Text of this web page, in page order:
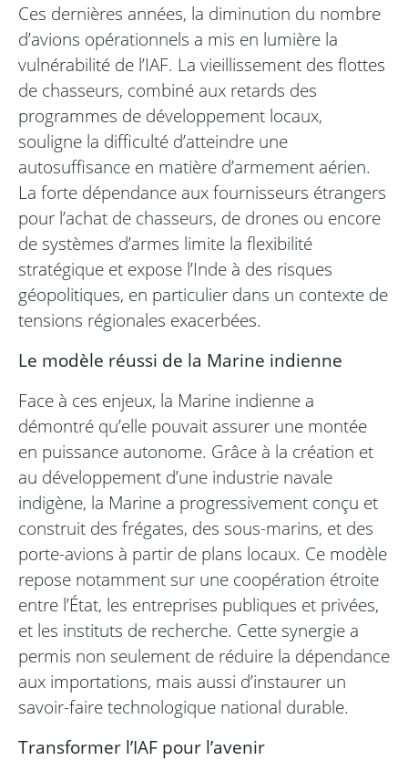
Ces dernières années, la diminution du nombre
d’avions opérationnels a mis en lumière la
vulnérabilité de l’IAF. La vieillissement des flottes
de chasseurs, combiné aux retards des
programmes de développement locaux,
souligne la difficulté d’atteindre une
autosuffisance en matière d’armement aérien.
La forte dépendance aux fournisseurs étrangers
pour l’achat de chasseurs, de drones ou encore
de systèmes d’armes limite la flexibilité
stratégique et expose l’Inde à des risques
géopolitiques, en particulier dans un contexte de
tensions régionales exacerbées.
Le modèle réussi de la Marine indienne
Face à ces enjeux, la Marine indienne a
démontré qu’elle pouvait assurer une montée
en puissance autonome. Grâce à la création et
au développement d’une industrie navale
indigène, la Marine a progressivement conçu et
construit des frégates, des sous-marins, et des
porte-avions à partir de plans locaux. Ce modèle
repose notamment sur une coopération étroite
entre l’État, les entreprises publiques et privées,
et les instituts de recherche. Cette synergie a
permis non seulement de réduire la dépendance
aux importations, mais aussi d’instaurer un
savoir-faire technologique national durable.
Transformer l’IAF pour l’avenir